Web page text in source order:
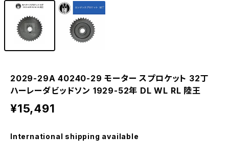
2029-29A 40240-29 モーター スプロケット 32丁
ハーレーダビッドソン 1929-52年 DL WL RL 陸王
¥15,491
International shipping available